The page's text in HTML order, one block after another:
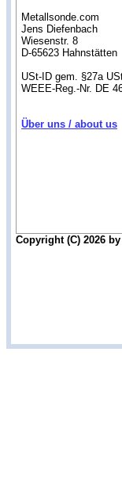
Metallsonde.com
Jens Diefenbach
Wiesenstr. 8
D-65623 Hahnstätten
USt-ID gem. §27a
WEEE-Reg.-Nr. DE
Über uns / about us
Copyright (C) 2026